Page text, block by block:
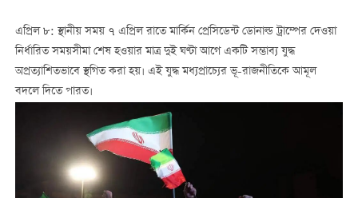
এপ্রিল ৮: স্থানীয় সময় ৭ এপ্রিল রাতে মার্কিন প্রেসিডেন্ট ডোনাল্ড ট্রাম্পের দেওয়া
নির্ধারিত সময়সীমা শেষ হওয়ার মাত্র দুই ঘণ্টা আগে একটি সম্ভাব্য যুদ্ধ
অপ্রত্যাশিতভাবে স্থগিত করা হয়। এই যুদ্ধ মধ্যপ্রাচ্যের ভূ-রাজনীতিকে আমূল
বদলে দিতে পারত।